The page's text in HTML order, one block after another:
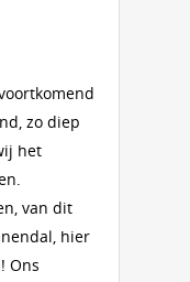
zo diep
het
van dit
hier
Ons